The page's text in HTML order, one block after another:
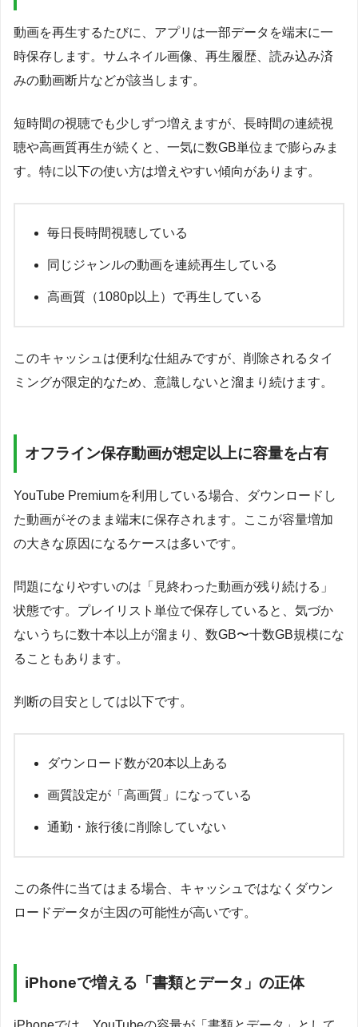
動画を再生するたびに、アプリは一部データを端末に一
時保存します。サムネイル画像、再生履歴、読み込み済
みの動画断片などが該当します。
短時間の視聴でも少しずつ増えますが、長時間の連続視
聴や高画質再生が続くと、一気に数GB単位まで膨らみま
す。特に以下の使い方は増えやすい傾向があります。
毎日長時間視聴している
同じジャンルの動画を連続再生している
高画質（1080p以上）で再生している
このキャッシュは便利な仕組みですが、削除されるタイ
ミングが限定的なため、意識しないと溜まり続けます。
オフライン保存動画が想定以上に容量を占有
YouTube Premiumを利用している場合、ダウンロードし
た動画がそのまま端末に保存されます。ここが容量増加
の大きな原因になるケースは多いです。
問題になりやすいのは「見終わった動画が残り続ける」
状態です。プレイリスト単位で保存していると、気づか
ないうちに数十本以上が溜まり、数GB〜十数GB規模にな
ることもあります。
判断の目安としては以下です。
ダウンロード数が20本以上ある
画質設定が「高画質」になっている
通勤・旅行後に削除していない
この条件に当てはまる場合、キャッシュではなくダウン
ロードデータが主因の可能性が高いです。
iPhoneで増える「書類とデータ」の正体